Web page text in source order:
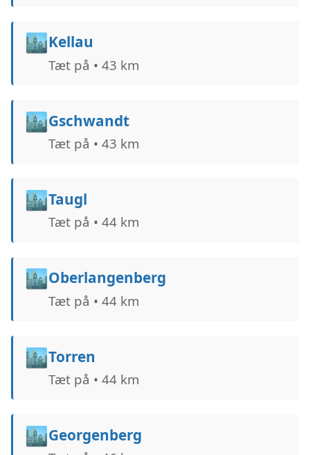
🏙️Kellau
Tæt på • 43 km
🏙️Gschwandt
Tæt på • 43 km
🏙️Taugl
Tæt på • 44 km
🏙️Oberlangenberg
Tæt på • 44 km
🏙️Torren
Tæt på • 44 km
🏙️Georgenberg